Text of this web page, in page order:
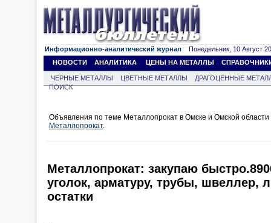
Информационно-аналитический журнал Понедельник, 10 Август
НОВОСТИ
АНАЛИТИКА ЦЕНЫ НА МЕТАЛЛЫ
ЧЕРНЫЕ МЕТАЛЛЫ ЦВЕТНЫЕ МЕТАЛЛЫ
ДРАГОЦЕННЫЕ
ПОИСК
Объявления по теме Металлопрокат в Омске и Омской
Металлопрокат.
Металлопрокат: закупаю
уголок, арматуру, трубы, швеллер,
остатки